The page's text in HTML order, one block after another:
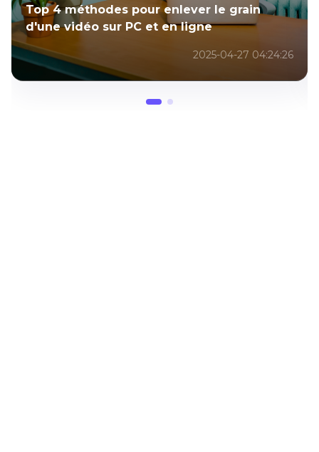
Top 4 méthodes pour enlever le grain
d'une vidéo sur PC et en ligne
2025-04-27 04:24:26